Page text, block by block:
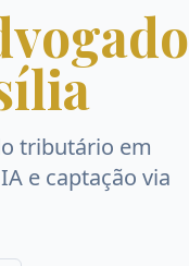
tributário em
e captação via